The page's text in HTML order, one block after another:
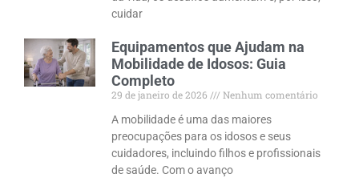
cuidar
Equipamentos que Ajudam na
Mobilidade de Idosos: Guia
Completo
29 de janeiro de 2026
Nenhum comentário
A mobilidade é uma das maiores
preocupações para os idosos e seus
cuidadores, incluindo filhos e profissionais
de saúde. Com o avanço